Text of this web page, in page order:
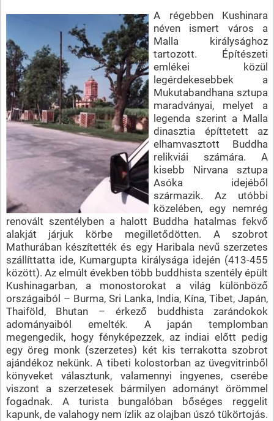
A régebben Kushinara
néven ismert város a
Malla királysághoz
tartozott. Építészeti
emlékei közül
legérdekesebbek a
Mukutabandhana sztupa
maradványai, melyet a
legenda szerint a Malla
dinasztia építtetett az
elhamvasztott Buddha
relikviái számára. A
kisebb Nirvana sztupa
Asóka idejéből
származik. Az utóbbi
közelében, egy nemrég
renovált szentélyben a halott Buddha hatalmas fekvő
alakját járjuk körbe megilletődötten. A szobrot
Mathurában készítették és egy Haribala nevű szerzetes
szállíttatta ide, Kumargupta királysága idején (413-455
között). Az elmúlt években több buddhista szentély épült
Kushinagarban, a monostorokat a világ különböző
országaiból – Burma, Sri Lanka, India, Kína, Tibet, Japán,
Thaiföld, Bhutan – érkező buddhista zarándokok
adományaiból emelték. A japán templomban
megengedik, hogy fényképezzek, az indiai előtt pedig
egy öreg monk (szerzetes) két kis terrakotta szobrot
ajándékoz nekünk. A tibeti kolostorban az üvegvitrinből
könyveket választunk, valamennyi ingyenes, cserébe
viszont a szerzetesek bármilyen adományt örömmel
fogadnak. A turista bungalóban bőséges reggelit
kapunk, de valahogy nem ízlik az olajban úszó tükörtojás.